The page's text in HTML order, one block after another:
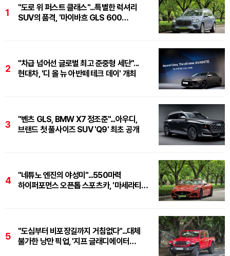
1
"도로 위 퍼스트 클래스"...특별한 럭셔리
SUV의 품격, '마이바흐 GLS 600
2
"차급 넘어선 글로벌 최고 준중형 세단"...
현대차, '디 올 뉴 아반떼 테크 데이' 개최
3
"벤츠 GLS, BMW X7 정조준"...아우디,
브랜드 첫 풀사이즈 SUV 'Q9' 최초 공개
4
"네튜노 엔진의 야성미"...550마력
하이퍼포먼스 오픈톱 스포츠카, '마세라티
5
"도심부터 비포장길까지 거침없다"...대체
불가한 낭만 픽업, '지프 글래디에이터